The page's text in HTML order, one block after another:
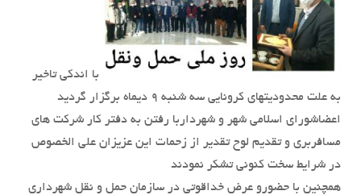
با اندکی تاخیر
به علت محدودیتهای کرونایی سه شنبه ۹ دیماه برگزار گردید
اعضاشورای اسلامی شهر و شهرداربا رفتن به دفتر کار شرکت های
مسافربری و تقدیم لوح تقدیر از زحمات این عزیزان علی الخصوص
در شرایط سخت کنونی تشکر نمودند
همچنین با حضورو عرض خداقوتی در سازمان حمل و نقل شهرداری